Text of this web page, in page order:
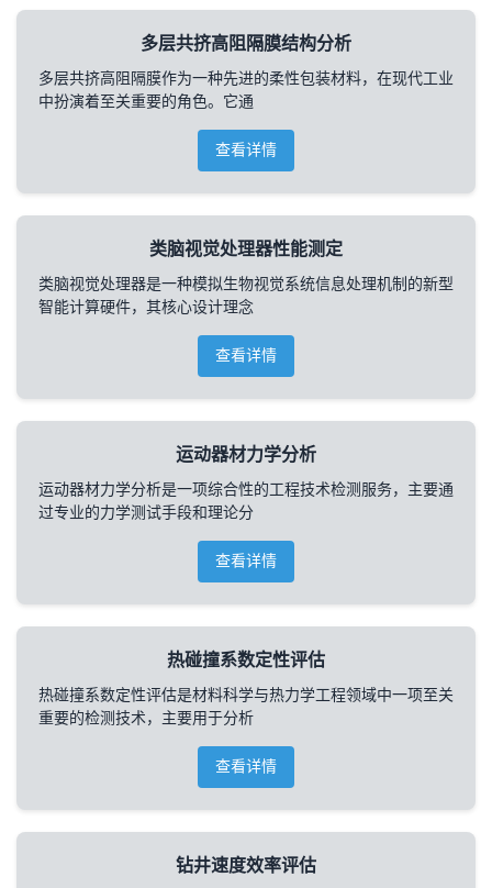
多层共挤高阻隔膜结构分析
多层共挤高阻隔膜作为一种先进的柔性包装材料，在现代工业
中扮演着至关重要的角色。它通
查看详情
类脑视觉处理器性能测定
类脑视觉处理器是一种模拟生物视觉系统信息处理机制的新型
智能计算硬件，其核心设计理念
查看详情
运动器材力学分析
运动器材力学分析是一项综合性的工程技术检测服务，主要通
过专业的力学测试手段和理论分
查看详情
热碰撞系数定性评估
热碰撞系数定性评估是材料科学与热力学工程领域中一项至关
重要的检测技术，主要用于分析
查看详情
钻井速度效率评估